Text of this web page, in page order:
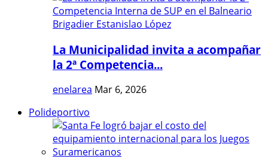
La Municipalidad invita a acompañar
la 2ª Competencia...
enelarea Mar 6, 2026
Polideportivo